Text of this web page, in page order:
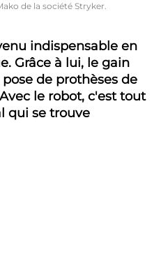
de la société Stryker.
indispensable en
Grâce à lui, le gain
de prothèses de
le robot, c'est tout
qui se trouve